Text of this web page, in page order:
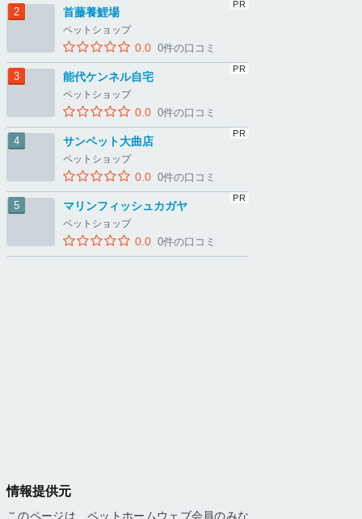
首藤養鯉場
ペットショップ
0.0 0件の口コミ
能代ケンネル自宅
ペットショップ
0.0 0件の口コミ
サンペット大曲店
ペットショップ
0.0 0件の口コミ
マリンフィッシュカガヤ
ペットショップ
0.0 0件の口コミ
情報提供元
このページは、ペットホームウェブ会員のみな